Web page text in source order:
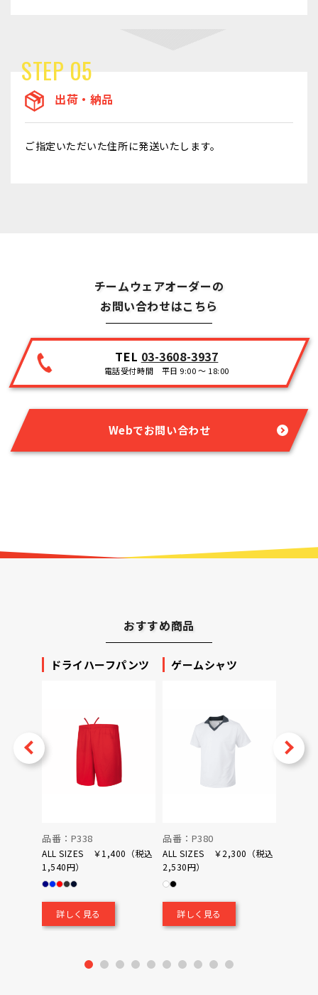
STEP 05
出荷・納品
ご指定いただいた住所に発送いたします。
チームウェアオーダーの
お問い合わせはこちら
TEL 03-3608-3937
電話受付時間 平日 9:00 ～ 18:00
Webでお問い合わせ
おすすめ商品
ドライハーフパンツ
品番：P338
ALL SIZES ￥1,400（税込
1,540円）
詳しく見る
ゲームシャツ
品番：P380
ALL SIZES ￥2,300（税込
2,530円）
詳しく見る
3 4 5 6 7 8 9 10
Next